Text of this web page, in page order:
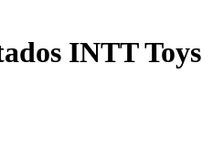
INTT Toys